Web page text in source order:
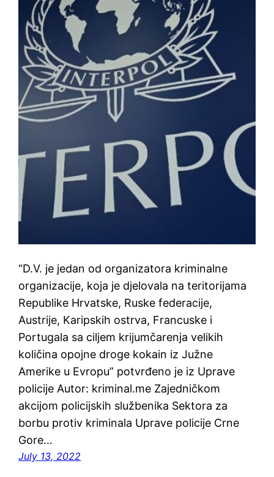
“D.V. je jedan od organizatora kriminalne
organizacije, koja je djelovala na teritorijama
Republike Hrvatske, Ruske federacije,
Austrije, Karipskih ostrva, Francuske i
Portugala sa ciljem krijumčarenja velikih
količina opojne droge kokain iz Južne
Amerike u Evropu” potvrđeno je iz Uprave
policije Autor: kriminal.me Zajedničkom
akcijom policijskih službenika Sektora za
borbu protiv kriminala Uprave policije Crne
Gore…
July 13, 2022